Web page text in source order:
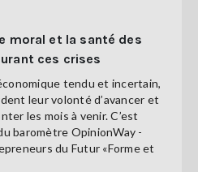
moral et la santé des
ces crises
tendu et incertain,
leur volonté d’avancer et
les mois à venir. C’est
baromètre OpinionWay -
du Futur «Forme et